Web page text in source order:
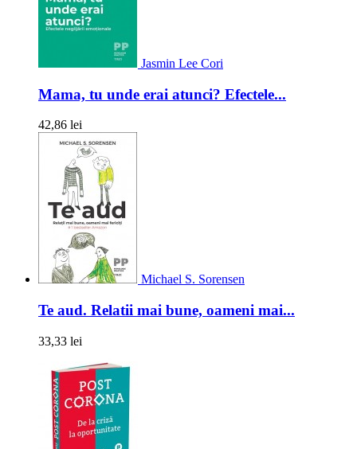
Jasmin Lee Cori
Mama, tu unde erai atunci? Efectele...
42,86 lei
Michael S. Sorensen
Te aud. Relatii mai bune, oameni mai...
33,33 lei